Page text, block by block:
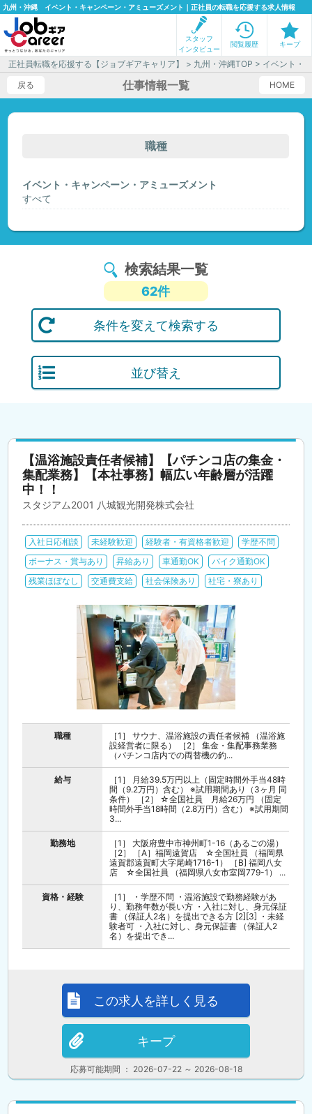
九州・沖縄 イベント・キャンペーン・アミューズメント｜正社員の転職を応援する求人情報
スタッフ
インタビュー
閲覧履歴 キープ
正社員転職を応援する【ジョブギアキャリア】 > 九州・沖縄TOP > イベント・
戻る
HOME
仕事情報一覧
職種
イベント・キャンペーン・アミューズメント
すべて
検索結果一覧
62件
条件を変えて検索する
並び替え
【温浴施設責任者候補】【パチンコ店の集金・
集配業務】【本社事務】幅広い年齢層が活躍
中！！
スタジアム2001 八城観光開発株式会社
入社日応相談 未経験歓迎 経験者・有資格者歓迎
学歴不問
ボーナス・賞与あり
昇給あり 車通勤OK
バイク通勤OK
残業ほぼなし
交通費支給 社会保険あり 社宅・寮あり
職種
［1］ サウナ、温浴施設の責任者候補 （温浴施
設経営者に限る） ［2］ 集金・集配事務業務
（パチンコ店内での両替機の釣...
給与
［1］ 月給39.5万円以上（固定時間外手当48時
間（9.2万円）含む） ※試用期間あり（3ヶ月 同
条件） ［2］ ☆全国社員 月給26万円 （固定
時間外手当18時間（2.8万円）含む） ※試用期間
3...
勤務地
［1］ 大阪府豊中市神州町1-16（あるごの湯）
［2］ ［A］福岡遠賀店 ☆全国社員 （福岡県
遠賀郡遠賀町大字尾崎1716-1） ［B] 福岡八女
店 ☆全国社員 （福岡県八女市室岡779-1） ...
資格・経験
［1］ ・学歴不問 ・温浴施設で勤務経験があ
り、勤務年数が長い方 ・入社に対し、身元保証
書 （保証人2名）を提出できる方 [2][3] ・未経
験者可 ・入社に対し、身元保証書 （保証人2
名）を提出でき...
応募可能期間 ： 2026-07-22 ～ 2026-08-18
この求人を詳しく見る
キープ